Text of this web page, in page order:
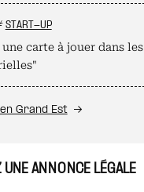
START-UP
carte à jouer dans les
Grand Est
UNE ANNONCE LÉGALE